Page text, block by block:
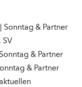
Sonntag & Partner
SV
& Partner
& Partner